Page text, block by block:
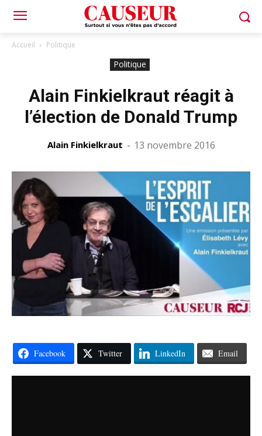
Accueil Politique
Politique
Alain Finkielkraut réagit à
l’élection de Donald Trump
Alain Finkielkraut - 13 novembre 2016
Facebook Twitter LinkedIn Email